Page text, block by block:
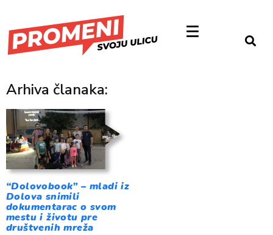
Arhiva članaka:
“Dolovobook” – mladi iz
Dolova snimili
dokumentarac o svom
mestu i životu pre
društvenih mreža